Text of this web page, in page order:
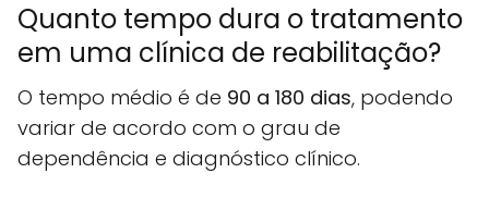
Quanto tempo dura o tratamento
em uma clínica de reabilitação?
O tempo médio é de 90 a 180 dias, podendo
variar de acordo com o grau de
dependência e diagnóstico clínico.